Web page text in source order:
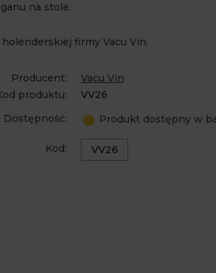
na stole.
firmy Vacu Vin.
Producent:
Vacu Vin
produktu:
VV26
Dostępność:
Produkt dostępny w
Kod: VV26